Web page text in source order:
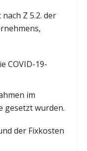
Z 5.2. der
COVID-19-
im
gesetzt wurden.
der Fixkosten